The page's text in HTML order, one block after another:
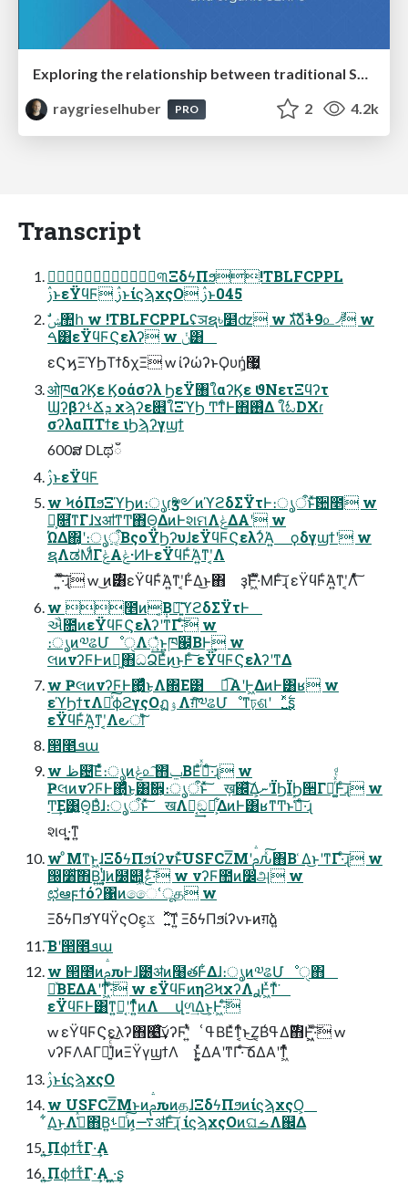
Exploring the relationship between traditional SERPs and Gen AI search
raygrieselhuber
PRO 2 4.2k
Transcript
ौ୩ΞδϟΠϧ!TBLFCPPL
ࢲͱεΫϥϜ ࢲͱίϛϡχςΟ ࢲͱ045
ࠓ͸εΫϥϜϚελʔ w ݩ͸
εϚϗΞϓϦΤϯδχΞ w ίʔώʔͱϘυή͕޷͖
ओཁαʔϏε Ϗοάσʔλ ϦεΫ৘ใαʔϏε ϑΝετΞϥʔτ
ϢʔβʔࢀՃܕ χϡʔε଎ใΞϓϦ ͲͳͨͰ΋࢖͑Δ ใಓDXɾ
σʔλαΠΤϯε ιϦϡʔγϣϯ
600ສ DLಥഁ
ࢲͱεΫϥϜ
w ϞόΠϧΞϓϦͷ։ൃɾӡ༻ͷϓϩδΣΫτͰ։ൃऀͱͯ͠਺೥ w
ྺ͕௕͘ͳΓɺצॴͳͲ΋Θ͔ΔͷͰશମΛݟΔΑ͏ʹ w
ΏΔ΍͔ʹ։ൃऀ͔ΒςοΫϦʔυɺεΫϥϜϚελʔͬΆ͍ ϙδγϣϯʹ w
ຊΛಡΜͩΓݟΑ͏ݟ·ͶͰεΫϥϜͬΆ͍ͳʹ͔Λ
͍ͯ͠·ͨ͠ɻ w ͜ͷ࣌͸εΫϥϜͬΆ͍ͳʹ͔Ͱ͋Δ͜ͱ΋ ҙࣝͰ͖ͯ·ͤΜͰͨ͠ɻ εΫϥϜͬΆ͍ͳʹ͔Λͯͨ͠
w ೥ͷ݄͔Β৽͍͠ϓϩδΣΫτͰ
ઐ೚ͷεΫϥϜϚελʔʹͳΓ·ͨ͠ w
։ൃͷ༧ଌՄೳੑΛ্͍͛ͨͱ͍͏ཁ๬͔ΒͰ͢ w
લͷνʔϜͰͷಈ͖΋ධՁ͞Εͯͷ͜ͱͰͨ͠ εΫϥϜϚελʔʹͳΔ
w ҎલͷνʔϜͰ΍͖ͬͯͨ͜ͱΛ΍Ε͹ ಉ͡Α͏ʹͰ͖ΔͷͰ͸ʁ w
εϓϦϯτΛճͯ͠ϕϩγςΟฏۉΛग़ͯ͠༧ଌՄೳͳঢ়ଶʹ ͍࣋ͬͯ͜͏ʂ
εΫϥϜͬΆ͍ͳʹ͔Λ౿ऻͭͭ͠
൒೥ܦա
w ظ଴͞Εͯͨ։ൃͷݟ௨͠΋ݐͯΒΕͣࠔͬͯ·ͨ͠ɻ w
ҎલͷνʔϜͰ΍ͬͯͨ͜ͱ͸ࣗ਎͕։ൃऀͱͯ͠ ख़஌ͯ͠Δ͕ނʹΪϦΪϦ੒Γཱ͚ͬͯͨͩͰͨ͠ɻ w
Ͳ͏͢Ε͹͍͍͔Θ͔Βͣɺ։ൃऀͱͯ͠ खΛಈ͔͢ඞཁ͕͋ΔͷͰ͸ʁͳͲͱߟ͑ͯ·ͨ͠ɻ
શવ͏·͍͔͘ͳ͍
w ͦΜͳͱ͖ɺΞδϟΠϧίʔνͱͯ͠USFCZ͞Μʹࢧԉͯ͠΋Β ͑Δ͜ͱʹͳΓ·ͨ͠ɻ w
൐૸ͯ͠΋Β͍ɺ͍͔ͭ͘ͷ໰୊͕ݟ͖͑ͯ·ͨ͠ w νʔϜ಺ͷ෼அ w
ಛఆϝϯόʔ΁ͷෛՙूத w
ΞδϟΠϧϓϥΫςΟε͕ػೳ͍ͯ͠ͳ͍ ΞδϟΠϧίʔνͱͷग़ձ͍
͞Βʹ൒೥ܦա
w ൒೥ͷࢧԉͰɺ౰ॳͷ໨తͰ͋Δɺ։ൃͷ༧ଌՄೳੑ΋
ཱͯΒΕΔΑ͏ʹͳ͖ͬͯ·ͨ͠ w εΫϥϜͷηϨϞχʔΛ࣮ࢪͰ͖ͯͳͯ͘
εΫϥϜͰ͸ͳ͍Կ͔ʹͳ͍ͬͯͨͷΛ վળ͢Δ͜ͱ͕Ͱ͖·ͨ͠
w εΫϥϜϚελʔ΋๩͗ͯ͘͢͠͠νʔϜʹ͍ͭͯ ߟ͑ΒΕͯͳ͔ͬͨͱ͜Ζ͔Βߟ͑Δ࣌ؒ΋Ͱ͖͖ͯ·ͨ͠ w
νʔϜΛΑΓྑ͍ͯͨ͘͘͠ΊͷΞΫγϣϯΛ ͱ͍͚ͬͯΔΑ͏ʹͳΓ·ͨ͠ ճΔΑ͏ʹͳ͖ͬͯͨ
ࢲͱίϛϡχςΟ
w USFCZ͞ΜͱͷࢧԉͷதɺΞδϟΠϧͷίϛϡχςΟ͕
͋Δ͜ͱΛڭ͑ͯ΋Β͍ࢀՃͨ͠ͷ͕࠷ॳͰͨ͠ɻ ίϛϡχςΟͷଘࡏΛ஌Δ
͜͏͍͏Πϕϯτ͋Γ·͢Α
͜͏͍͏Πϕϯτ͋Γ·͢Α ͍͖·͢ʂ